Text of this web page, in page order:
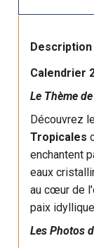
Description
Calendrier
Le Thème
Découvrez
Tropicales
enchantent
eaux
au cœur de
paix
Les Photos